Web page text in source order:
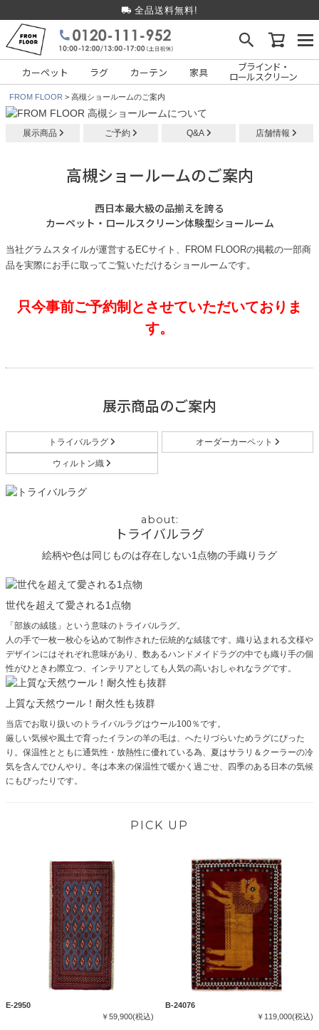
全品送料無料!
カーペット ラグ カーテン 家具 ブラインド・
ロールスクリーン
FROM FLOOR 高槻ショールームのご案内
展示商品 ご予約 Q&A 店舗情報
高槻ショールームのご案内
西日本最大級の品揃えを誇る
カーペット・ロールスクリーン体験型ショールーム
当社グラムスタイルが運営するECサイト、FROM FLOORの掲載の一部商
品を実際にお手に取ってご覧いただけるショールームです。
只今事前ご予約制とさせていただいておりま
す。
展示商品のご案内
トライバルラグ オーダーカーペット
ウィルトン織
トライバルラグ
絵柄や色は同じものは存在しない1点物の手織りラグ
世代を超えて愛される1点物
「部族の絨毯」という意味のトライバルラグ。
人の手で一枚一枚心を込めて制作された伝統的な絨毯です。織り込まれる文様や
デザインにはそれぞれ意味があり、数あるハンドメイドラグの中でも織り手の個
性がひときわ際立つ、インテリアとしても人気の高いおしゃれなラグです。
上質な天然ウール！耐久性も抜群
当店でお取り扱いのトライバルラグはウール100％です。
厳しい気候や風土で育ったイランの羊の毛は、へたりづらいためラグにぴった
り。保温性とともに通気性・放熱性に優れている為、夏はサラリ＆クーラーの冷
気を含んでひんやり。冬は本来の保温性で暖かく過ごせ、四季のある日本の気候
にもぴったりです。
PICK UP
E-2950
￥59,900(税込)
B-24076
￥119,000(税込)